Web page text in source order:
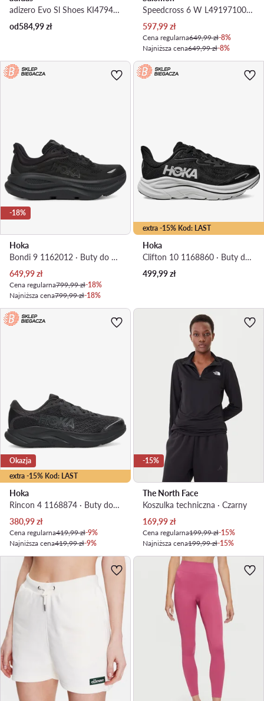
adizero Evo Sl Shoes KI4794 · Buty do biegania
od584,99zł
Speedcross 6 W L49197100 · Buty do biegania
Aktualna cena
597,99zł
Cena regularna649,99 zł-8%
Najniższa cena649,99 zł-8%
-18%
Hoka
Bondi 9 1162012 · Buty do biegania
Aktualna cena
649,99zł
Cena regularna799,99 zł-18%
Najniższa cena799,99 zł-18%
extra -15% Kod: LAST
Hoka
Clifton 10 1168860 · Buty do biegania
499,99zł
extra -15% Kod: LAST
Okazja
Hoka
Rincon 4 1168874 · Buty do biegania
Aktualna cena
380,99zł
Cena regularna419,99 zł-9%
Najniższa cena419,99 zł-9%
-15%
The North Face
Koszulka techniczna · Czarny
Aktualna cena
169,99zł
Cena regularna199,99 zł-15%
Najniższa cena199,99 zł-15%